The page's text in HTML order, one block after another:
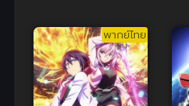
ปาฏิหาริย์ ซับ
ไทย
พากย์ไทย